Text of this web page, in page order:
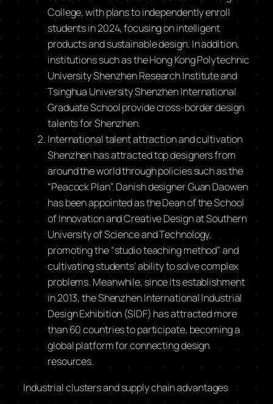
College, with plans to independently enroll
students in 2024, focusing on intelligent
products and sustainable design. In addition,
institutions such as the Hong Kong Polytechnic
University Shenzhen Research Institute and
Tsinghua University Shenzhen International
Graduate School provide cross-border design
talents for Shenzhen.
International talent attraction and cultivation
Shenzhen has attracted top designers from
around the world through policies such as the
“Peacock Plan”. Danish designer Guan Daowen
has been appointed as the Dean of the School
of Innovation and Creative Design at Southern
University of Science and Technology,
promoting the “studio teaching method” and
cultivating students’ ability to solve complex
problems. Meanwhile, since its establishment
in 2013, the Shenzhen International Industrial
Design Exhibition (SIDF) has attracted more
than 60 countries to participate, becoming a
global platform for connecting design
resources.
Industrial clusters and supply chain advantages